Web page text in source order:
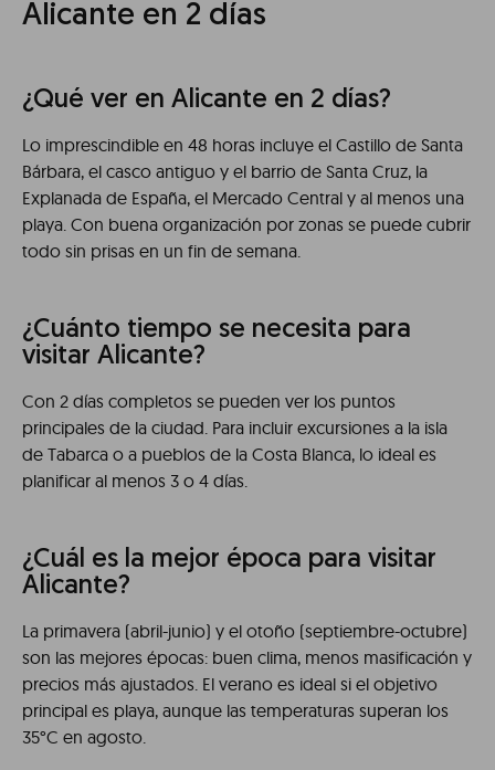
Alicante en 2 días
¿Qué ver en Alicante en 2 días?
Lo imprescindible en 48 horas incluye el Castillo de Santa
Bárbara, el casco antiguo y el barrio de Santa Cruz, la
Explanada de España, el Mercado Central y al menos una
playa. Con buena organización por zonas se puede cubrir
todo sin prisas en un fin de semana.
¿Cuánto tiempo se necesita para
visitar Alicante?
Con 2 días completos se pueden ver los puntos
principales de la ciudad. Para incluir excursiones a la isla
de Tabarca o a pueblos de la Costa Blanca, lo ideal es
planificar al menos 3 o 4 días.
¿Cuál es la mejor época para visitar
Alicante?
La primavera (abril-junio) y el otoño (septiembre-octubre)
son las mejores épocas: buen clima, menos masificación y
precios más ajustados. El verano es ideal si el objetivo
principal es playa, aunque las temperaturas superan los
35°C en agosto.